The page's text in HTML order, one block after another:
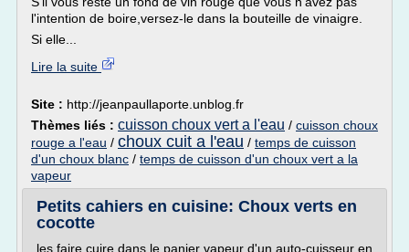
l'intention de boire,versez-le dans la bouteille de vinaigre.
Si elle...
Lire la suite
Site : http://jeanpaullaporte.unblog.fr
Thèmes liés : cuisson choux vert a l'eau / cuisson choux
rouge a l'eau / choux cuit a l'eau / temps de cuisson
d'un choux blanc / temps de cuisson d'un choux vert a la
vapeur
Petits cahiers en cuisine: Choux verts en
cocotte
les faire cuire dans le panier vapeur d'un auto-cuisseur en